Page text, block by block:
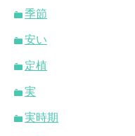
季節
安い
定植
実
実時期